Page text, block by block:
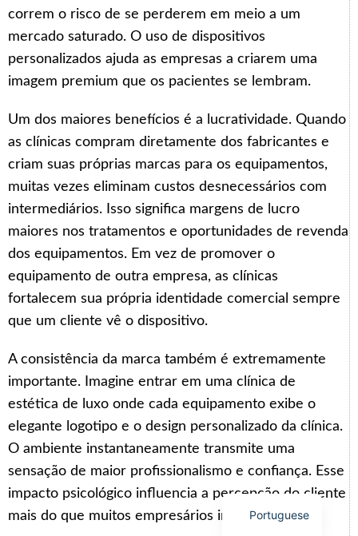
correm o risco de se perderem em meio a um
mercado saturado. O uso de dispositivos
personalizados ajuda as empresas a criarem uma
imagem premium que os pacientes se lembram.
Um dos maiores benefícios é a lucratividade. Quando
as clínicas compram diretamente dos fabricantes e
criam suas próprias marcas para os equipamentos,
muitas vezes eliminam custos desnecessários com
intermediários. Isso significa margens de lucro
maiores nos tratamentos e oportunidades de revenda
dos equipamentos. Em vez de promover o
equipamento de outra empresa, as clínicas
fortalecem sua própria identidade comercial sempre
que um cliente vê o dispositivo.
A consistência da marca também é extremamente
importante. Imagine entrar em uma clínica de
estética de luxo onde cada equipamento exibe o
elegante logotipo e o design personalizado da clínica.
O ambiente instantaneamente transmite uma
sensação de maior profissionalismo e confiança. Esse
impacto psicológico influencia a percepção do cliente
mais do que muitos empresários imaginam.Portuguese
English
Spanish
Russian
Japanese
German
Italian
Arabic